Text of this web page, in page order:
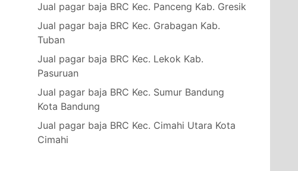
Jual pagar baja BRC Kec. Panceng Kab. Gresik
Jual pagar baja BRC Kec. Grabagan Kab.
Tuban
Jual pagar baja BRC Kec. Lekok Kab.
Pasuruan
Jual pagar baja BRC Kec. Sumur Bandung
Kota Bandung
Jual pagar baja BRC Kec. Cimahi Utara Kota
Cimahi